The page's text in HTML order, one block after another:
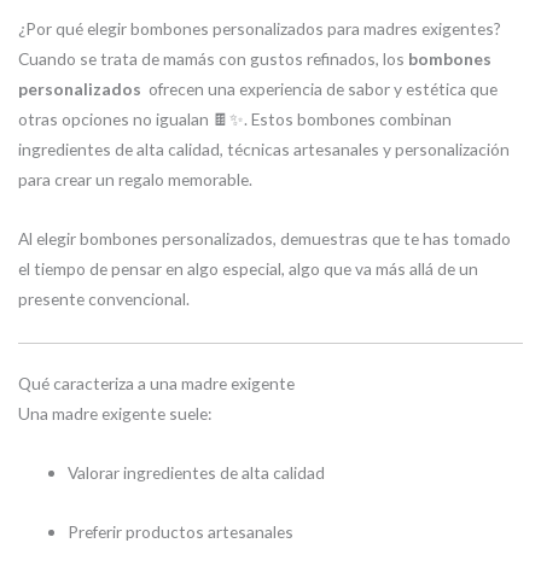
¿Por qué elegir bombones personalizados para madres exigentes?
Cuando se trata de mamás con gustos refinados, los bombones
personalizados ofrecen una experiencia de sabor y estética que
otras opciones no igualan 🍫✨. Estos bombones combinan
ingredientes de alta calidad, técnicas artesanales y personalización
para crear un regalo memorable.
Al elegir bombones personalizados, demuestras que te has tomado
el tiempo de pensar en algo especial, algo que va más allá de un
presente convencional.
Qué caracteriza a una madre exigente
Una madre exigente suele:
Valorar ingredientes de alta calidad
Preferir productos artesanales